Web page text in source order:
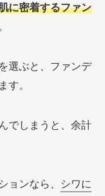
に密着するファン
選ぶと、ファンデ
す。
でしまうと、余計
ョンなら、
シワに